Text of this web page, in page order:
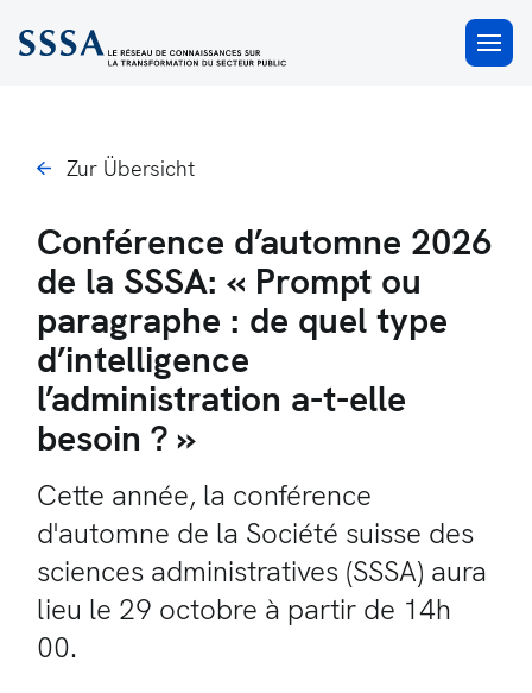
×
Zur Übersicht
Conférence d’automne 2026
de la SSSA: « Prompt ou
paragraphe : de quel type
d’intelligence
l’administration a-t-elle
besoin ? »
Cette année, la conférence
d'automne de la Société suisse des
sciences administratives (SSSA) aura
lieu le 29 octobre à partir de 14h
00.